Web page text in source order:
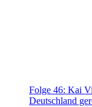
Folge 46: Kai
Deutschland